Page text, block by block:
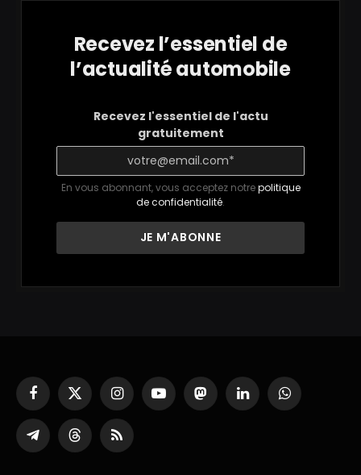
Recevez l’essentiel de
l’actualité automobile
Recevez l'essentiel de l'actu
gratuitement
En vous abonnant, vous acceptez notrepolitique
de confidentialité.
Facebook
X
(Twitter)
InstagramYouTubeMastodonLinkedInWhatsApp
Partager
sur
ThreadsRSS